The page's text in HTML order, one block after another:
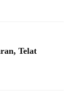
Telat